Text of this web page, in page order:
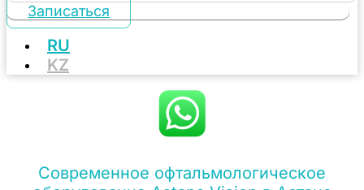
Записаться
RU
KZ
Современное офтальмологическое